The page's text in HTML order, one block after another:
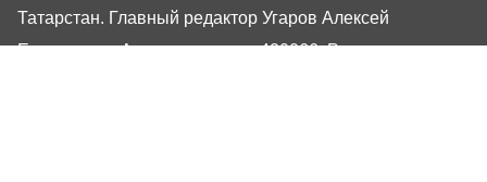
Татарстан. Главный редактор Угаров Алексей
Евгеньевич. Адрес редакции: 420066, Россия,